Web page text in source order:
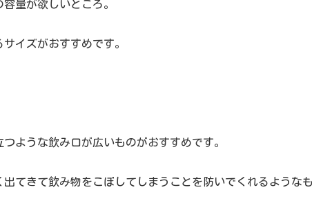
量が欲しいところ。
イズがおすすめです。
ような飲み口が広いものがおすすめです。
てきて飲み物をこぼしてしまうことを防いでくれるような